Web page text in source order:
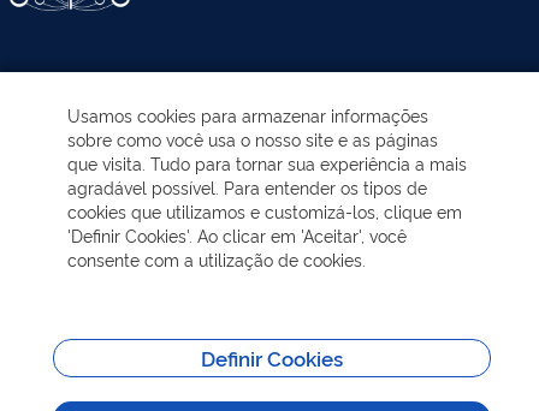
EDUCAÇÃO AMBIENTAL
NOTÍCIAS
VISITAÇÃO
Usamos cookies para armazenar informações
sobre como você usa o nosso site e as páginas
que visita. Tudo para tornar sua experiência a mais
agradável possível. Para entender os tipos de
cookies que utilizamos e customizá-los, clique em
'Definir Cookies'. Ao clicar em 'Aceitar', você
consente com a utilização de cookies.
Definir Cookies